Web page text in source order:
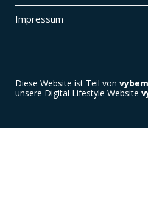
Impressum
Diese Website ist Teil von
unsere Digital Lifestyle Website